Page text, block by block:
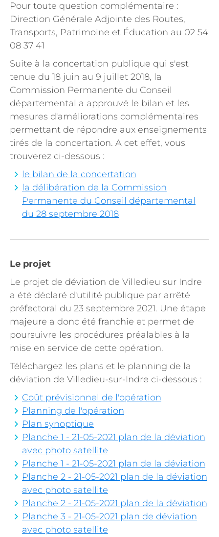
Pour toute question complémentaire :
Direction Générale Adjointe des Routes,
Transports, Patrimoine et Éducation au 02 54
08 37 41
Suite à la concertation publique qui s'est
tenue du 18 juin au 9 juillet 2018, la
Commission Permanente du Conseil
départemental a approuvé le bilan et les
mesures d'améliorations complémentaires
permettant de répondre aux enseignements
tirés de la concertation. A cet effet, vous
trouverez ci-dessous :
le bilan de la concertation
la délibération de la Commission
Permanente du Conseil départemental
du 28 septembre 2018
Le projet
Le projet de déviation de Villedieu sur Indre
a été déclaré d'utilité publique par arrêté
préfectoral du 23 septembre 2021. Une étape
majeure a donc été franchie et permet de
poursuivre les procédures préalables à la
mise en service de cette opération.
Téléchargez les plans et le planning de la
déviation de Villedieu-sur-Indre ci-dessous :
Coût prévisionnel de l'opération
Planning de l'opération
Plan synoptique
Planche 1 - 21-05-2021 plan de la déviation
avec photo satellite
Planche 1 - 21-05-2021 plan de la déviation
Planche 2 - 21-05-2021 plan de la déviation
avec photo satellite
Planche 2 - 21-05-2021 plan de la déviation
Planche 3 - 21-05-2021 plan de déviation
avec photo satellite